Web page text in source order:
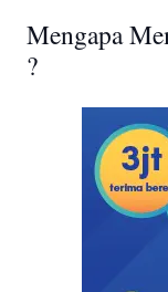
Mengapa
?